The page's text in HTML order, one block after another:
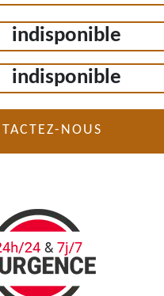
indisponible
indisponible
NOUS